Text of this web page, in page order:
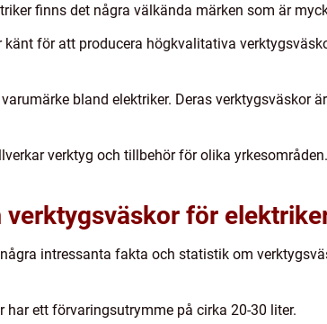
finns det några välkända märken som är
för att producera högkvalitativa
bland elektriker. Deras verktygsväskor
verktyg och tillbehör för olika
för
intressanta fakta och statistik om
ett förvaringsutrymme på cirka 20-30 liter.